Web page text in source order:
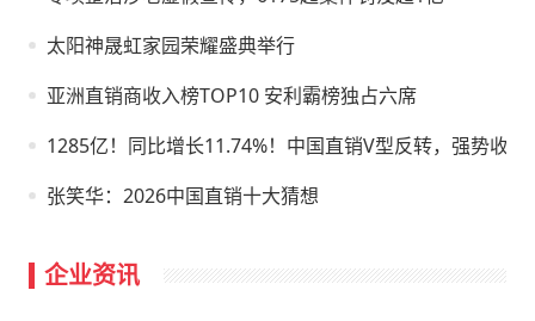
太阳神晟虹家园荣耀盛典举行
亚洲直销商收入榜TOP10 安利霸榜独占六席
1285亿！同比增长11.74%！中国直销V型反转，强势收官
张笑华：2026中国直销十大猜想
企业资讯